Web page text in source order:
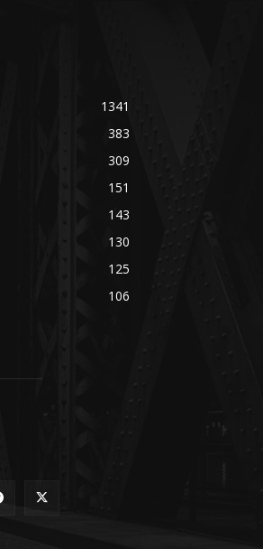
1341
383
309
151
143
130
125
106